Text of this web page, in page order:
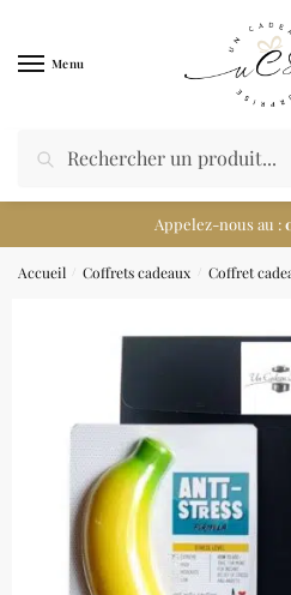
Menu
Appelez-nous au :
Accueil Coffrets cadeaux Coffret